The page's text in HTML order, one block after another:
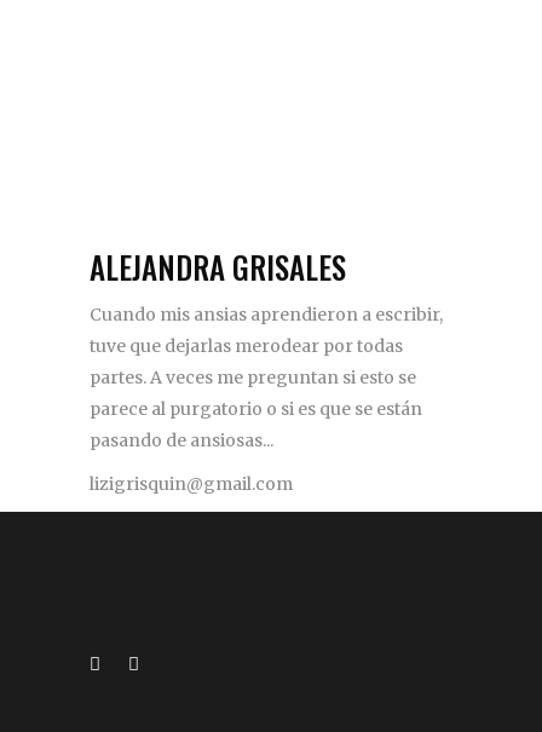
ALEJANDRA GRISALES
Cuando mis ansias aprendieron a escribir,
tuve que dejarlas merodear por todas
partes. A veces me preguntan si esto se
parece al purgatorio o si es que se están
pasando de ansiosas...
lizigrisquin@gmail.com